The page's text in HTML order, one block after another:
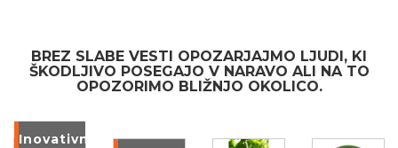
BREZ SLABE VESTI OPOZARJAJMO LJUDI, KI
ŠKODLJIVO POSEGAJO V NARAVO ALI NA TO
OPOZORIMO BLIŽNJO OKOLICO.
Inovativna